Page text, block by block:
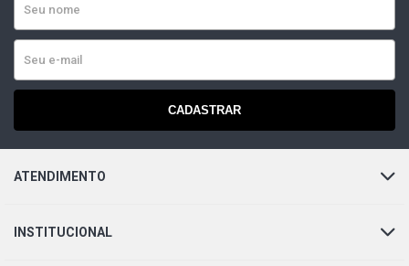
CADASTRAR
ATENDIMENTO
INSTITUCIONAL